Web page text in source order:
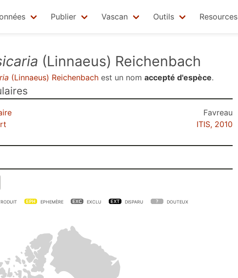
Publier Vascan Outils Resources
(Linnaeus) Reichenbach
(Linnaeus) Reichenbach est un nom accepté d'espèce.
Favreau
ITIS, 2010
EPHEMÈRE EXCLU DISPARU DOUTEUX